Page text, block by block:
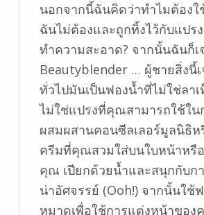
นอกจากนี้ฉันคิดว่าทำไมต้องใ
ฉันไม่ต้องและถูกทิ้งไว้กับแปร
ทำความสะอาด? จากนั้นฉันก็เ
Beautyblender … ผู้ชายสิ่งนี้เ
ทั่วไปมันเป็นฟองน้ำที่ไม่ใช่ลา
ไม่ใช่แปรงที่คุณสามารถใช้ใน
ผสมผสานคอนซีลเลอร์มูลนิธิ
ครีมที่คุณสวมใส่บนใบหน้าหรื
คุณ เปียกด้วยน้ำและสนุกกับก
น่าอัศจรรย์ (Ooh!) จากนั้นใช้
หมาดเพื่อใช้การแต่งหน้าของ